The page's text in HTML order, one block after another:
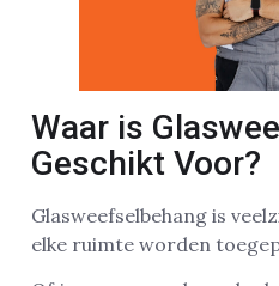
Waar is
Geschikt Voor?
Glasweefselbehang is
elke ruimte worden